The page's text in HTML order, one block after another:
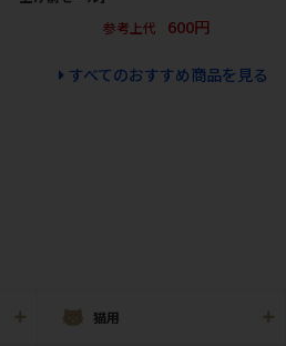
参考上代
600円
すべてのおすすめ商品を見る
猫用